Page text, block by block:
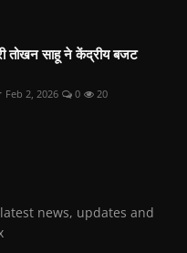
तोखन साहू ने केंद्रीय बजट
Feb 2, 2026 0 20
news, updates and